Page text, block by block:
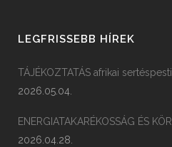
LEGFRISSEBB HÍREK
TÁJÉKOZTATÁS afrikai
2026.05.04.
ENERGIATAKARÉKOSSÁG ÉS
2026.04.28.